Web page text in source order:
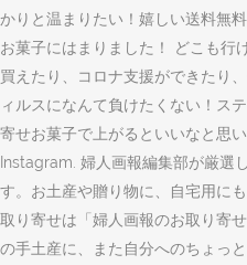
かりと温まりたい！嬉しい送料無
お菓子にはまりました！ どこも行
買えたり、コロナ支援ができたり
ィルスになんて負けたくない！ス
寄せお菓子で上がるといいなと思
Instagram. 婦人画報編集部が厳選
す。お土産や贈り物に、自宅用に
取り寄せは「婦人画報のお取り寄
の手土産に、また自分へのちょっ